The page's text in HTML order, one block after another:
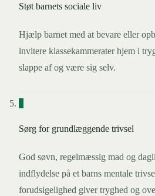
Støt barnets sociale liv
Hjælp barnet med at bevare eller
invitere klassekammerater hjem i
slappe af og være sig selv.
5
Sørg for grundlæggende trivsel
God søvn, regelmæssig mad og
indflydelse på et barns mentale
forudsigelighed giver tryghed og